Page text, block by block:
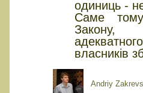
одиниць -
Саме
Закону,
власників
Andriy